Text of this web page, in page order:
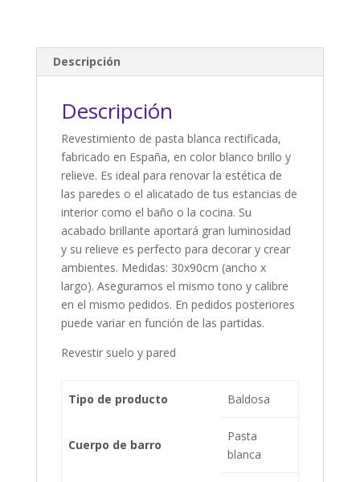
Descripción
Descripción
Revestimiento de pasta blanca rectificada,
fabricado en España, en color blanco brillo y
relieve. Es ideal para renovar la estética de
las paredes o el alicatado de tus estancias de
interior como el baño o la cocina. Su
acabado brillante aportará gran luminosidad
y su relieve es perfecto para decorar y crear
ambientes. Medidas: 30x90cm (ancho x
largo). Aseguramos el mismo tono y calibre
en el mismo pedidos. En pedidos posteriores
puede variar en función de las partidas.
Revestir suelo y pared
Tipo de producto Baldosa
Cuerpo de barro
Pasta
blanca